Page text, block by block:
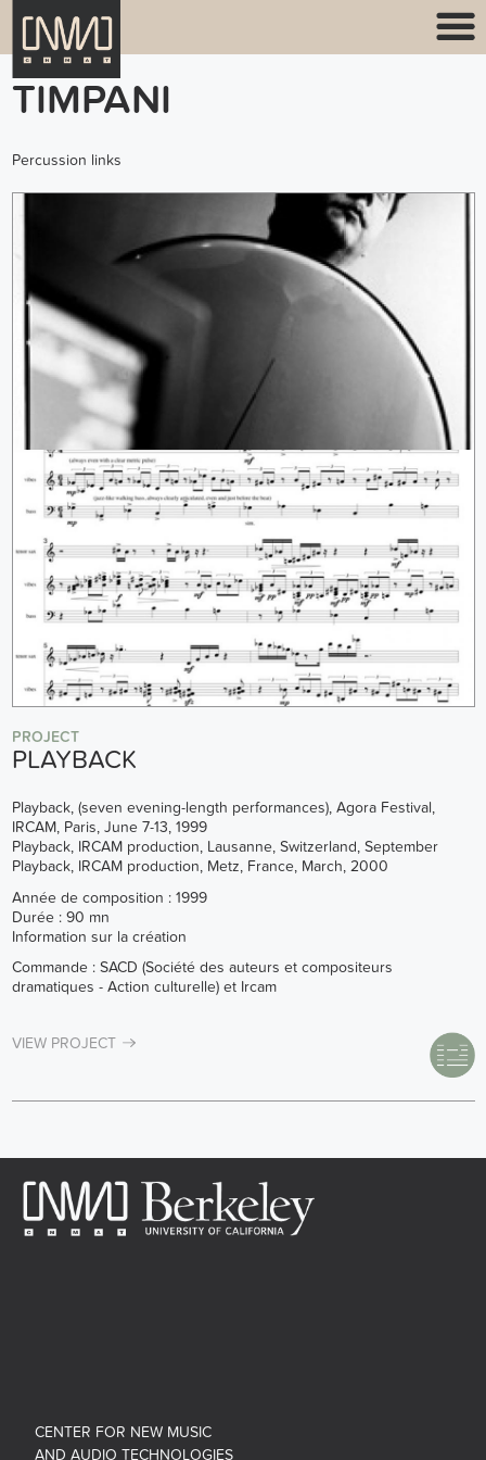
TIMPANI
Percussion links
PROJECT
PLAYBACK
Playback, (seven evening-length performances), Agora Festival,
IRCAM, Paris, June 7-13, 1999
Playback, IRCAM production, Lausanne, Switzerland, September
Playback, IRCAM production, Metz, France, March, 2000
Année de composition : 1999
Durée : 90 mn
Information sur la création
Commande : SACD (Société des auteurs et compositeurs
dramatiques - Action culturelle) et Ircam
VIEW PROJECT
CENTER FOR NEW MUSIC
AND AUDIO TECHNOLOGIES